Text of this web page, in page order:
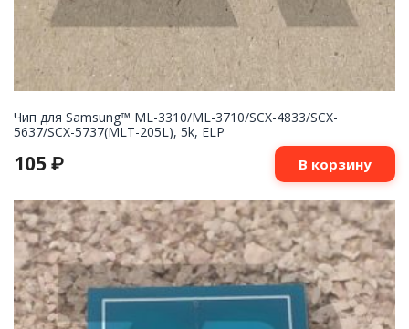
Чип для Samsung™ ML-3310/ML-3710/SCX-4833/SCX-
5637/SCX-5737(MLT-205L), 5k, ELP
105 ₽ В корзину